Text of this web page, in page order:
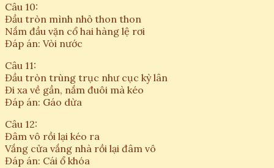
Câu 10:
Đầu tròn mình nhỏ thon thon
Nắm đầu vặn cổ hai hàng lệ rơi
Đáp án: Vòi nước
Câu 11:
Đầu tròn trùng trục như cục kỳ lân
Đi xa về gần, nắm đuôi mà kéo
Đáp án: Gáo dừa
Câu 12:
Đâm vô rồi lại kéo ra
Vắng cửa vắng nhà rồi lại đâm vô
Đáp án: Cái ổ khóa